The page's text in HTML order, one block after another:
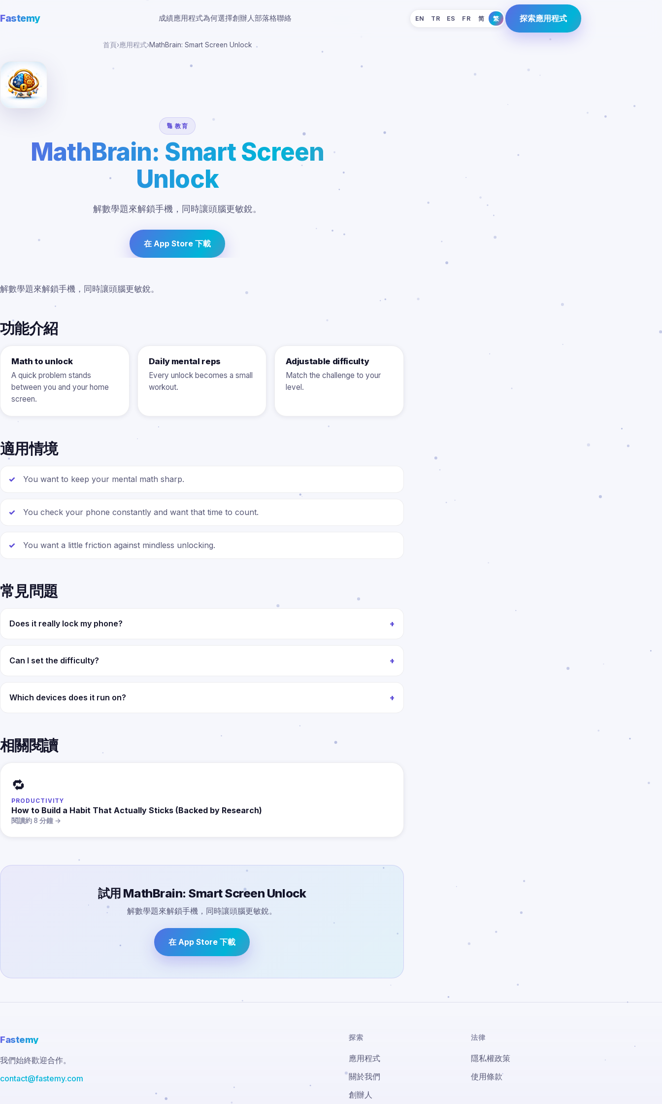
Fastemy 成績應用程式為何選擇創辦人部落格聯絡 EN TR ES FR 简 繁 探索應用程式
首頁›應用程式›MathBrain: Smart Screen Unlock
🔢 教育
MathBrain: Smart Screen
Unlock
解數學題來解鎖手機，同時讓頭腦更敏銳。
在 App Store 下載
解數學題來解鎖手機，同時讓頭腦更敏銳。
功能介紹
Math to unlock
A quick problem stands
between you and your home
screen.
Daily mental reps
Every unlock becomes a small
workout.
Adjustable difficulty
Match the challenge to your
level.
適用情境
You want to keep your mental math sharp.
You check your phone constantly and want that time to count.
You want a little friction against mindless unlocking.
常見問題
Does it really lock my phone?
Can I set the difficulty?
Which devices does it run on?
相關閱讀
🔁
PRODUCTIVITY
How to Build a Habit That Actually Sticks (Backed by Research)
閱讀約 8 分鐘 →
試用 MathBrain: Smart Screen Unlock
解數學題來解鎖手機，同時讓頭腦更敏銳。
在 App Store 下載
Fastemy
我們始終歡迎合作。
contact@fastemy.com
探索
應用程式
關於我們
創辦人
法律
隱私權政策
使用條款